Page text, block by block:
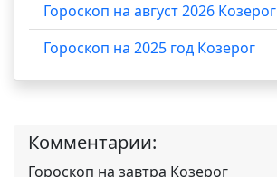
Гороскоп на август 2026 Козерог
Гороскоп на 2025 год Козерог
Комментарии:
Гороскоп на завтра Козерог